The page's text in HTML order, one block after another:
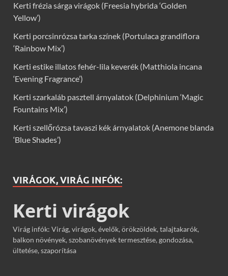
Kerti frézia sárga virágok (Freesia hybrida ‘Golden
Yellow’)
Kerti porcsinrózsa tarka színek (Portulaca grandiflora
‘Rainbow Mix’)
Kerti estike illatos fehér-lila keverék (Matthiola incana
‘Evening Fragrance’)
Kerti szarkaláb pasztell árnyalatok (Delphinium ‘Magic
Fountains Mix’)
Kerti szellőrózsa tavaszi kék árnyalatok (Anemone blanda
‘Blue Shades’)
VIRÁGOK, VIRÁG INFÓK:
Kerti virágok
Virág infók: Virág, virágok, évelők, örökzöldek, talajtakarók,
balkon növények, szobanövények termesztése, gondozása,
ültetése, szaporítása